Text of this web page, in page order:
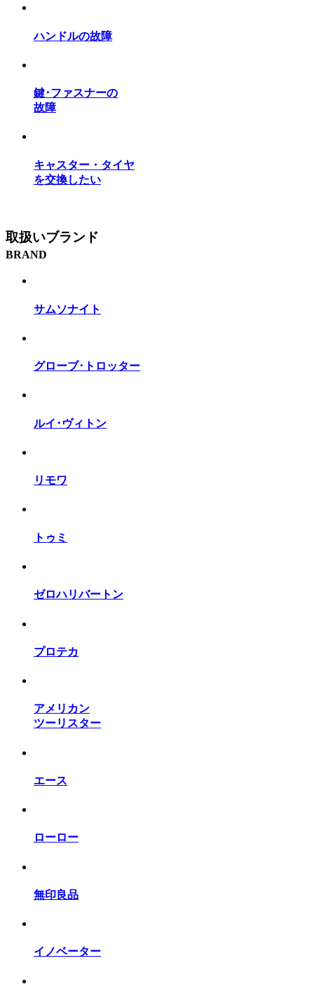
ハンドルの故障
鍵･ファスナーの
故障
キャスター・タイヤ
を交換したい
取扱いブランド
BRAND
サムソナイト
グローブ･トロッター
ルイ･ヴィトン
リモワ
トゥミ
ゼロハリバートン
プロテカ
アメリカン
ツーリスター
エース
ローロー
無印良品
イノベーター